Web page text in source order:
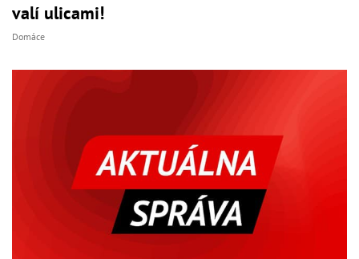
valí ulicami!
Domáce